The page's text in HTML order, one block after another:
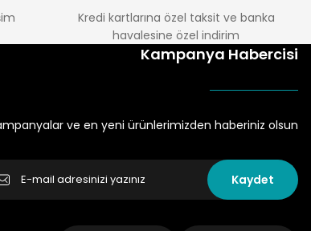
Kredi kartlarına özel taksit ve banka
havalesine özel indirim
Kampanya Habercisi
ve en yeni ürünlerimizden haberiniz olsun
Kaydet